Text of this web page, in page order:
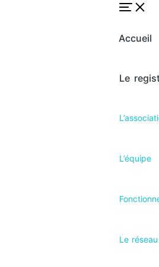
Accueil
Le
L’équipe
Le